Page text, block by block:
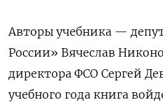
Авторы учебника —
России» Вячеслав
директора ФСО Сергей
учебного года книга